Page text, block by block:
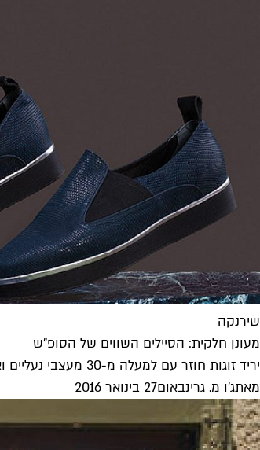
שירנקה
מעונן חלקית: הסיילים השווים של הסופ"ש
יריד זוגות חוזר עם למעלה מ-30 מעצבי נעליים ואקססוריז, עד 50 אחוזי הנחה אצל יוסף, חגיגות 6 שנים למותג המקומי מדוזה...
מאתג'ו מ. גרינבאום27 בינואר 2016